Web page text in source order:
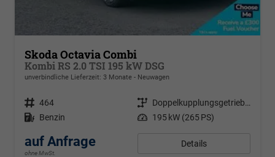
Skoda Octavia Combi
Kombi RS 2.0 TSI 195 kW DSG
unverbindliche Lieferzeit: 3 Monate Neuwagen
Fahrzeugnr. 464 Getriebe
Doppelkupplungsgetriebe (DSG)
Kraftstoff Benzin Leistung 195 kW (265 PS)
auf Anfrage
ohne MwSt.
Details